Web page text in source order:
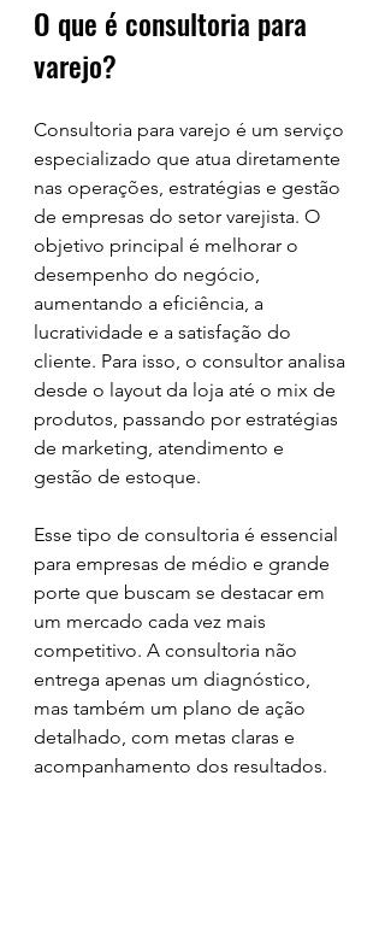
O que é consultoria para
varejo?
Consultoria para varejo é um serviço
especializado que atua diretamente
nas operações, estratégias e gestão
de empresas do setor varejista. O
objetivo principal é melhorar o
desempenho do negócio,
aumentando a eficiência, a
lucratividade e a satisfação do
cliente. Para isso, o consultor analisa
desde o layout da loja até o mix de
produtos, passando por estratégias
de marketing, atendimento e
gestão de estoque.
Esse tipo de consultoria é essencial
para empresas de médio e grande
porte que buscam se destacar em
um mercado cada vez mais
competitivo. A consultoria não
entrega apenas um diagnóstico,
mas também um plano de ação
detalhado, com metas claras e
acompanhamento dos resultados.